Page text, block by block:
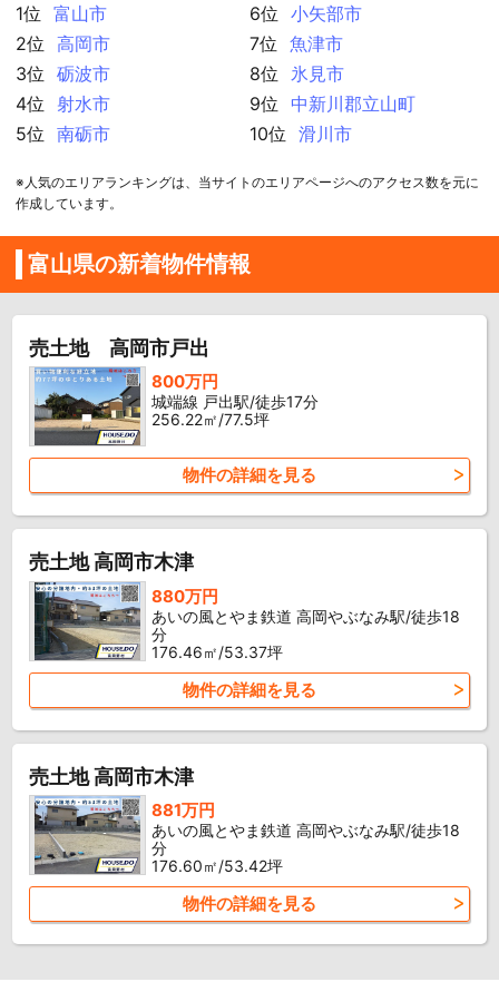
1位
富山市
2位
高岡市
3位
砺波市
4位
射水市
5位
南砺市
6位
小矢部市
7位
魚津市
8位
氷見市
9位
中新川郡立山町
10位
滑川市
※人気のエリアランキングは、当サイトのエリアページへのアクセス数を元に
作成しています。
富山県の新着物件情報
売土地 高岡市戸出
800万円
城端線 戸出駅/徒歩17分
256.22㎡/77.5坪
物件の詳細を見る
売土地 高岡市木津
880万円
あいの風とやま鉄道 高岡やぶなみ駅/徒歩18
分
176.46㎡/53.37坪
物件の詳細を見る
売土地 高岡市木津
881万円
あいの風とやま鉄道 高岡やぶなみ駅/徒歩18
分
176.60㎡/53.42坪
物件の詳細を見る